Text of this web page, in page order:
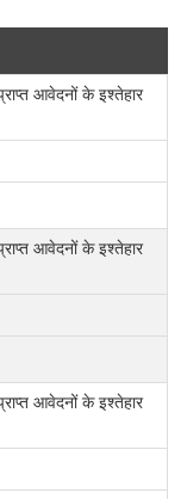
आवेदनों के इश्तेहार
आवेदनों के इश्तेहार
आवेदनों के इश्तेहार